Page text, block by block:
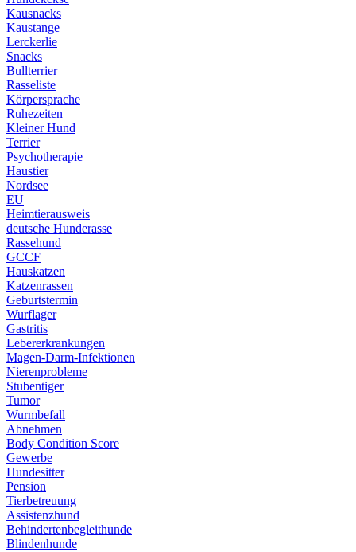
Kausnacks
Kaustange
Lerckerlie
Snacks
Bullterrier
Rasseliste
Körpersprache
Ruhezeiten
Kleiner Hund
Terrier
Psychotherapie
Haustier
Nordsee
EU
Heimtierausweis
deutsche Hunderasse
Rassehund
GCCF
Hauskatzen
Katzenrassen
Geburtstermin
Wurflager
Gastritis
Lebererkrankungen
Magen-Darm-Infektionen
Nierenprobleme
Stubentiger
Tumor
Wurmbefall
Abnehmen
Body Condition Score
Gewerbe
Hundesitter
Pension
Tierbetreuung
Assistenzhund
Behindertenbegleithunde
Blindenhunde